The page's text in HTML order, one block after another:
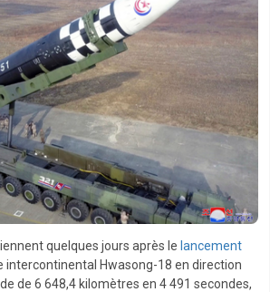
quelques jours après le lancement
intercontinental Hwasong-18 en direction
de 6 648,4 kilomètres en 4 491 secondes,